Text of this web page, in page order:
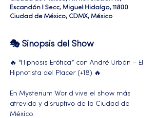
Escandón I Secc, Miguel Hidalgo, 11800
Ciudad de México, CDMX, México
🎭 Sinopsis del Show
🔥 “Hipnosis Erótica” con André Urbán – El
Hipnotista del Placer (+18) 🔥
En Mysterium World vive el show más
atrevido y disruptivo de la Ciudad de
México.